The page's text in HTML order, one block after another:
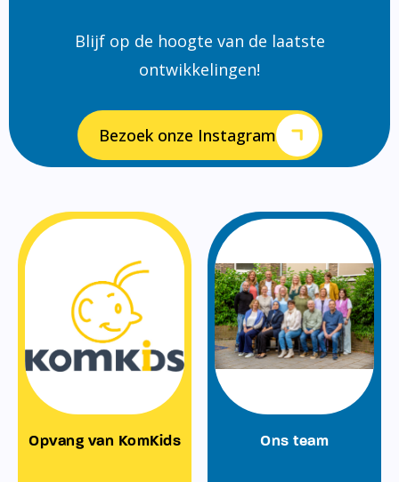
Blijf op de hoogte van de laatste
ontwikkelingen!
Bezoek onze Instagram
Opvang van KomKids Ons team